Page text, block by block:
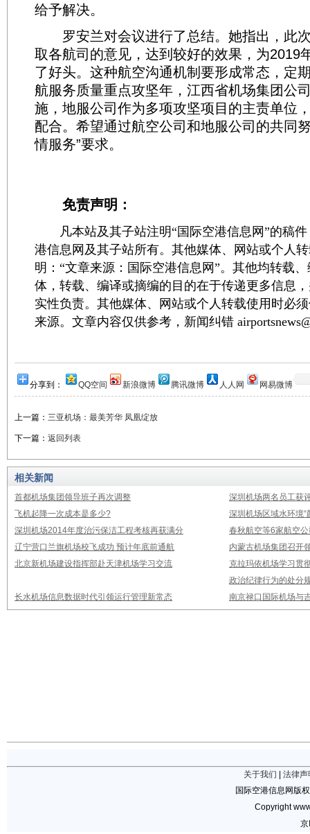
给予解决。
罗安兰对会议进行了总结。她指出，此
取各航司的意见，达到较好的效果，为2019
了好头。这种航空沟通机制要形成常态，定
航服务质量重点攻坚年，江西省机场集团公
施，地服公司作为多项攻坚项目的主责单位
配合。希望通过航空公司和地服公司的共同
情服务”要求。
免责声明：
凡本站及其子站注明“国际空港信息网”的稿件
港信息网及其子站所有。其他媒体、网站或个人
明：“文章来源：国际空港信息网”。其他均转载
体，转载、编译或摘编的目的在于传递更多信息
实性负责。其他媒体、网站或个人转载使用时必
来源。文章内容仅供参考，新闻纠错
分享到： QQ空间 新浪微博 腾讯微博 人人网 网易微博
上一篇： 三亚机场：最美芳华 凤凰绽放
下一篇： 返回列表
相关新闻
首都机场集团领导班子再次调整
深圳机场两名员工获
飞机起降一次成本是多少?
深圳机场区域水环境“
深圳机场2014年度治污保洁工程考核再获满分
春秋航空等6家航空
辽宁营口兰旗机场校飞成功 预计年底前通航
内蒙古机场集团召开
北京新机场建设指挥部赴天津机场学习交流
克拉玛依机场学习贯
政治纪律行为的处分
长水机场信息数据时代引领运行管理新常态
南京禄口国际机场与
关于我们
法律声
国际空港信息网版
Copyright